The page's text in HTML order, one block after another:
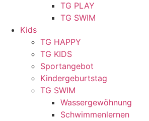
TG PLAY
TG SWIM
Kids
TG HAPPY
TG KIDS
Sportangebot
Kindergeburtstag
TG SWIM
Wassergewöhnung
Schwimmenlernen